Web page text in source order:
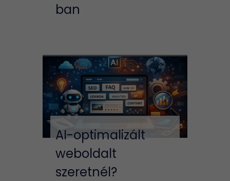
ban
AI-optimalizált
weboldalt
szeretnél?